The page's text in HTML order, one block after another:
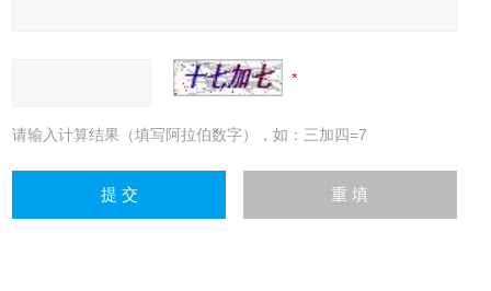
请输入计算结果（填写阿拉伯数字），如：三加四=7